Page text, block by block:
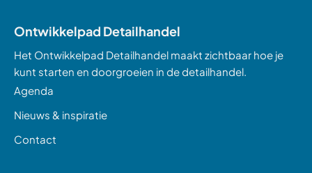
Ontwikkelpad Detailhandel
Het Ontwikkelpad Detailhandel maakt zichtbaar hoe je
kunt starten en doorgroeien in de detailhandel.
Agenda
Nieuws & inspiratie
Contact